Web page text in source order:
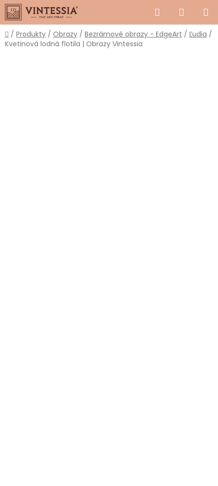
Prejsť
na
obsah
Hľadať
KOŠÍK
Domov
/ Produkty / Obrazy / Bezrámové obrazy - EdgeArt / Ľudia /
Kvetinová lodná flotila | Obrazy Vintessia